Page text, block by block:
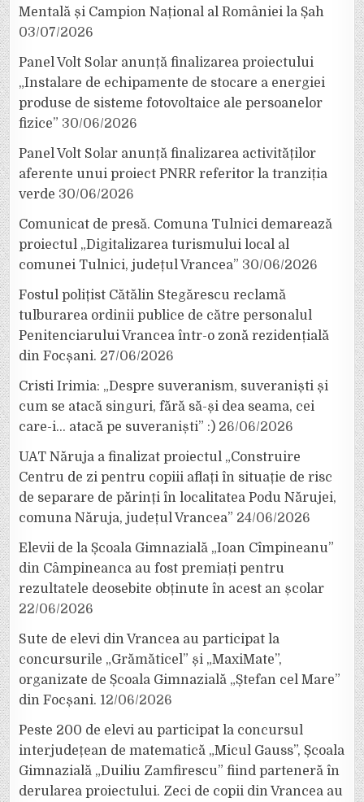
Mentală și Campion Național al României la Șah
03/07/2026
Panel Volt Solar anunță finalizarea proiectului
„Instalare de echipamente de stocare a energiei
produse de sisteme fotovoltaice ale persoanelor
fizice” 30/06/2026
Panel Volt Solar anunță finalizarea activităților
aferente unui proiect PNRR referitor la tranziția
verde 30/06/2026
Comunicat de presă. Comuna Tulnici demarează
proiectul „Digitalizarea turismului local al
comunei Tulnici, județul Vrancea” 30/06/2026
Fostul polițist Cătălin Stegărescu reclamă
tulburarea ordinii publice de către personalul
Penitenciarului Vrancea într-o zonă rezidențială
din Focșani. 27/06/2026
Cristi Irimia: „Despre suveranism, suveraniști și
cum se atacă singuri, fără să-și dea seama, cei
care-i… atacă pe suveraniști” :) 26/06/2026
UAT Năruja a finalizat proiectul „Construire
Centru de zi pentru copiii aflați în situație de risc
de separare de părinți în localitatea Podu Nărujei,
comuna Năruja, județul Vrancea” 24/06/2026
Elevii de la Școala Gimnazială „Ioan Cîmpineanu”
din Câmpineanca au fost premiați pentru
rezultatele deosebite obținute în acest an școlar
22/06/2026
Sute de elevi din Vrancea au participat la
concursurile „Grămăticel” și „MaxiMate”,
organizate de Școala Gimnazială „Ștefan cel Mare”
din Focșani. 12/06/2026
Peste 200 de elevi au participat la concursul
interjudețean de matematică „Micul Gauss”, Școala
Gimnazială „Duiliu Zamfirescu” fiind parteneră în
derularea proiectului. Zeci de copii din Vrancea au